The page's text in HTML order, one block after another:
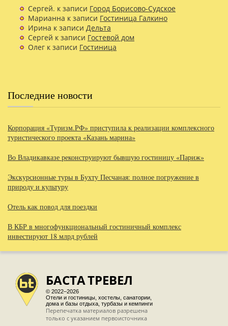
Сергей. к записи Город Борисово-Судское
Марианна к записи Гостиница Галкино
Ирина к записи Дельта
Сергей к записи Гостевой дом
Олег к записи Гостиница
Последние новости
Корпорация «Туризм.РФ» приступила к реализации комплексного
туристического проекта «Казань марина»
Во Владикавказе реконструируют бывшую гостиницу «Париж»
Экскурсионные туры в Бухту Песчаная: полное погружение в
природу и культуру
Отель как повод для поездки
В КБР в многофункциональный гостиничный комплекс
инвестируют 18 млрд рублей
БАСТАТРЕВЕЛ
© 2022–2026
Отели и гостиницы, хостелы, санатории,
дома и базы отдыха, турбазы и кемпинги
Перепечатка материалов разрешена
только с указанием первоисточника